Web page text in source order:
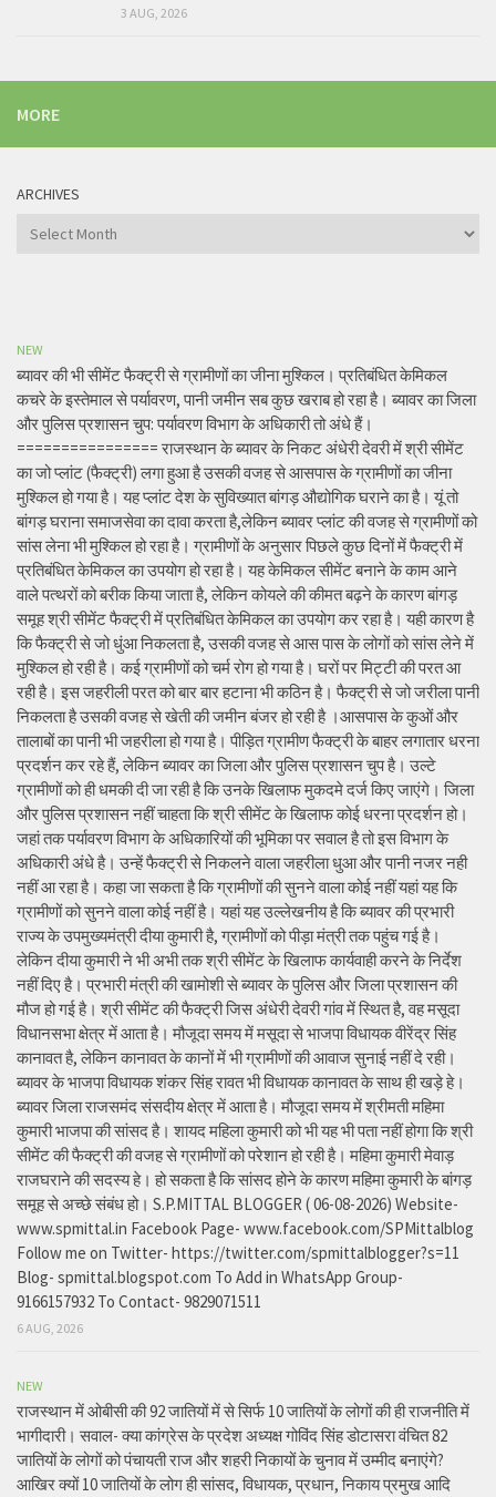
3 AUG, 2026
MORE
ARCHIVES
Archives
NEW
ब्यावर की भी सीमेंट फैक्ट्री से ग्रामीणों का जीना मुश्किल। प्रतिबंधित केमिकल
कचरे के इस्तेमाल से पर्यावरण, पानी जमीन सब कुछ खराब हो रहा है। ब्यावर का जिला
और पुलिस प्रशासन चुप: पर्यावरण विभाग के अधिकारी तो अंधे हैं।
================ राजस्थान के ब्यावर के निकट अंधेरी देवरी में श्री सीमेंट
का जो प्लांट (फैक्ट्री) लगा हुआ है उसकी वजह से आसपास के ग्रामीणों का जीना
मुश्किल हो गया है। यह प्लांट देश के सुविख्यात बांगड़ औद्योगिक घराने का है। यूं तो
बांगड़ घराना समाजसेवा का दावा करता है,लेकिन ब्यावर प्लांट की वजह से ग्रामीणों को
सांस लेना भी मुश्किल हो रहा है। ग्रामीणों के अनुसार पिछले कुछ दिनों में फैक्ट्री में
प्रतिबंधित केमिकल का उपयोग हो रहा है। यह केमिकल सीमेंट बनाने के काम आने
वाले पत्थरों को बरीक किया जाता है, लेकिन कोयले की कीमत बढ़ने के कारण बांगड़
समूह श्री सीमेंट फैक्ट्री में प्रतिबंधित केमिकल का उपयोग कर रहा है। यही कारण है
कि फैक्ट्री से जो धुंआ निकलता है, उसकी वजह से आस पास के लोगों को सांस लेने में
मुश्किल हो रही है। कई ग्रामीणों को चर्म रोग हो गया है। घरों पर मिट्टी की परत आ
रही है। इस जहरीली परत को बार बार हटाना भी कठिन है। फैक्ट्री से जो जरीला पानी
निकलता है उसकी वजह से खेती की जमीन बंजर हो रही है ।आसपास के कुओं और
तालाबों का पानी भी जहरीला हो गया है। पीड़ित ग्रामीण फैक्ट्री के बाहर लगातार धरना
प्रदर्शन कर रहे हैं, लेकिन ब्यावर का जिला और पुलिस प्रशासन चुप है। उल्टे
ग्रामीणों को ही धमकी दी जा रही है कि उनके खिलाफ मुकदमे दर्ज किए जाएंगे। जिला
और पुलिस प्रशासन नहीं चाहता कि श्री सीमेंट के खिलाफ कोई धरना प्रदर्शन हो।
जहां तक पर्यावरण विभाग के अधिकारियों की भूमिका पर सवाल है तो इस विभाग के
अधिकारी अंधे है। उन्हें फैक्ट्री से निकलने वाला जहरीला धुआ और पानी नजर नही
नहीं आ रहा है। कहा जा सकता है कि ग्रामीणों की सुनने वाला कोई नहीं यहां यह कि
ग्रामीणों को सुनने वाला कोई नहीं है। यहां यह उल्लेखनीय है कि ब्यावर की प्रभारी
राज्य के उपमुख्यमंत्री दीया कुमारी है, ग्रामीणों को पीड़ा मंत्री तक पहुंच गई है।
लेकिन दीया कुमारी ने भी अभी तक श्री सीमेंट के खिलाफ कार्यवाही करने के निर्देश
नहीं दिए है। प्रभारी मंत्री की खामोशी से ब्यावर के पुलिस और जिला प्रशासन की
मौज हो गई है। श्री सीमेंट की फैक्ट्री जिस अंधेरी देवरी गांव में स्थित है, वह मसूदा
विधानसभा क्षेत्र में आता है। मौजूदा समय में मसूदा से भाजपा विधायक वीरेंद्र सिंह
कानावत है, लेकिन कानावत के कानों में भी ग्रामीणों की आवाज सुनाई नहीं दे रही।
ब्यावर के भाजपा विधायक शंकर सिंह रावत भी विधायक कानावत के साथ ही खड़े हे।
ब्यावर जिला राजसमंद संसदीय क्षेत्र में आता है। मौजूदा समय में श्रीमती महिमा
कुमारी भाजपा की सांसद है। शायद महिला कुमारी को भी यह भी पता नहीं होगा कि श्री
सीमेंट की फैक्ट्री की वजह से ग्रामीणों को परेशान हो रही है। महिमा कुमारी मेवाड़
राजघराने की सदस्य हे। हो सकता है कि सांसद होने के कारण महिमा कुमारी के बांगड़
समूह से अच्छे संबंध हो। S.P.MITTAL BLOGGER ( 06-08-2026) Website-
www.spmittal.in Facebook Page- www.facebook.com/SPMittalblog
Follow me on Twitter- https://twitter.com/spmittalblogger?s=11
Blog- spmittal.blogspot.com To Add in WhatsApp Group-
9166157932 To Contact- 9829071511
6 AUG, 2026
NEW
राजस्थान में ओबीसी की 92 जातियों में से सिर्फ 10 जातियों के लोगों की ही राजनीति में
भागीदारी। सवाल- क्या कांग्रेस के प्रदेश अध्यक्ष गोविंद सिंह डोटासरा वंचित 82
जातियों के लोगों को पंचायती राज और शहरी निकायों के चुनाव में उम्मीद बनाएंगे?
आखिर क्यों 10 जातियों के लोग ही सांसद, विधायक, प्रधान, निकाय प्रमुख आदि